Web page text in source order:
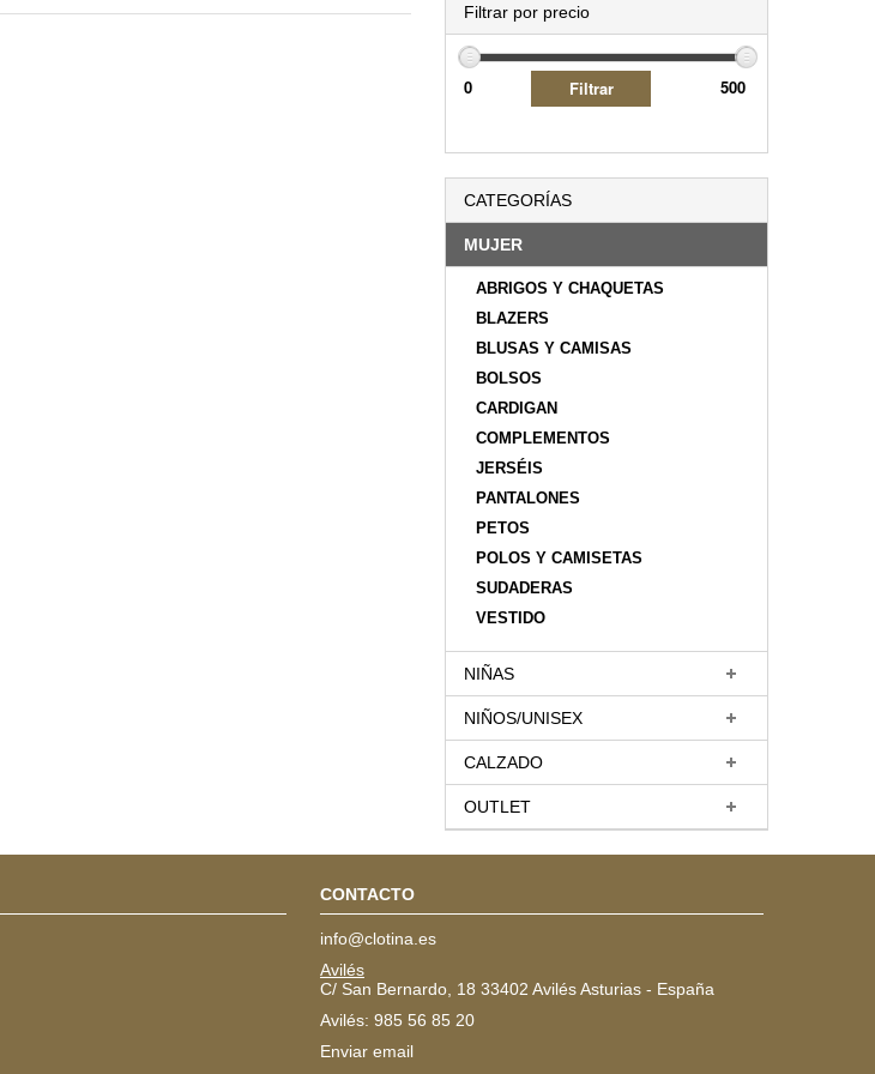
Filtrar por precio
CATEGORÍAS
MUJER
ABRIGOS Y CHAQUETAS
BLAZERS
BLUSAS Y CAMISAS
BOLSOS
CARDIGAN
COMPLEMENTOS
JERSÉIS
PANTALONES
PETOS
POLOS Y CAMISETAS
SUDADERAS
VESTIDO
NIÑAS
NIÑOS/UNISEX
CALZADO
OUTLET
CONTACTO
info@clotina.es
Avilés
C/ San Bernardo, 18 33402 Avilés Asturias - España
Avilés: 985 56 85 20
Enviar email